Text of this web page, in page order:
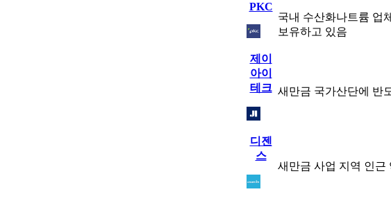
PKC
국내 수산화나트륨 업
보유하고 있음
제이
아이
테크 새만금 국가산단에 반
디젠
스
새만금 사업 지역 인근